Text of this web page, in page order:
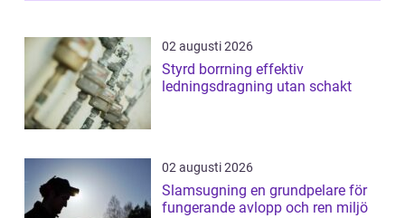
02 augusti 2026
Styrd borrning effektiv
ledningsdragning utan schakt
02 augusti 2026
Slamsugning en grundpelare för
fungerande avlopp och ren miljö